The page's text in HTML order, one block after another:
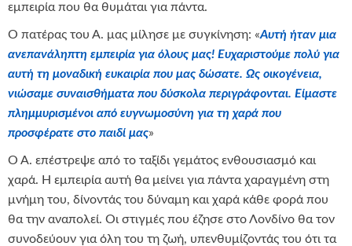
εμπειρία που θα θυμάται για πάντα.
Ο πατέρας του Α. μας μίλησε με συγκίνηση: «Αυτή ήταν μια
ανεπανάληπτη εμπειρία για όλους μας! Ευχαριστούμε πολύ για
αυτή τη μοναδική ευκαιρία που μας δώσατε. Ως οικογένεια,
νιώσαμε συναισθήματα που δύσκολα περιγράφονται. Είμαστε
πλημμυρισμένοι από ευγνωμοσύνη για τη χαρά που
προσφέρατε στο παιδί μας»
Ο Α. επέστρεψε από το ταξίδι γεμάτος ενθουσιασμό και
χαρά. Η εμπειρία αυτή θα μείνει για πάντα χαραγμένη στη
μνήμη του, δίνοντάς του δύναμη και χαρά κάθε φορά που
θα την αναπολεί. Οι στιγμές που έζησε στο Λονδίνο θα τον
συνοδεύουν για όλη του τη ζωή, υπενθυμίζοντάς του ότι τα